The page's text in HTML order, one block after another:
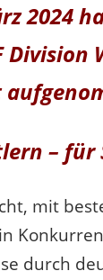
2024
Division
–
mit
durch